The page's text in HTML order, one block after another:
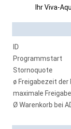
Ihr Viva-
ID
Programmstart
Stornoquote
ø Freigabezeit der
maximale
Ø Warenkorb bei